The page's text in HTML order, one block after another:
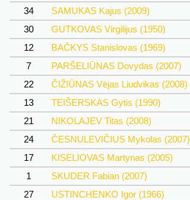
34
SAMUKAS Kajus (2009)
30
GUTKOVAS Virgilijus (1950)
12
BAČKYS Stanislovas (1969)
7
PARŠELIŪNAS Dovydas (2007)
22
ČIŽIŪNAS Vėjas Liudvikas (2008)
13
TEIŠERSKAS Gytis (1990)
21
NIKOLAJEV Titas (2008)
24
ČESNULEVIČIUS Mykolas (2007)
17
KISELIOVAS Martynas (2005)
1
SKUDER Fabian (2007)
27
USTINCHENKO Igor (1966)